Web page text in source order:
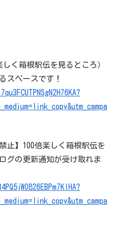
く箱根駅伝を見るところ）
スペースです！
止】100倍楽しく箱根駅伝を
グの更新通知が受け取れま